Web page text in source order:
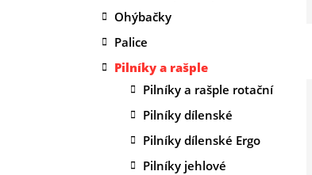
Ohýbačky
Palice
Pilníky a rašple
Pilníky a rašple rotační
Pilníky dílenské
Pilníky dílenské Ergo
Pilníky jehlové